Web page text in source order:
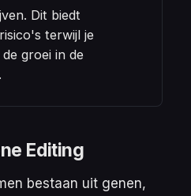
Dit biedt
terwijl je
groei in de
Editing
bestaan uit genen,